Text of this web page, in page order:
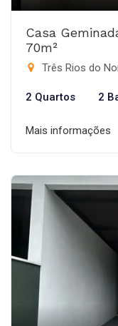
Casa
70m²
Três Rios do
2 Quartos 2
Mais informações